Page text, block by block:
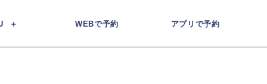
WEBで予約 アプリで予約